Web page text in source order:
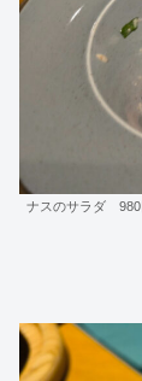
ナスのサラダ 980